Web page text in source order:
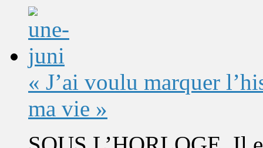
« J’ai voulu marquer
ma vie »